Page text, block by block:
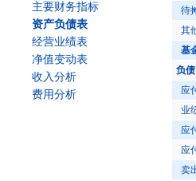
主要财务指标
资产负债表
经营业绩表
净值变动表
收入分析
费用分析
待
其
基
负债
应
业
应
应
卖